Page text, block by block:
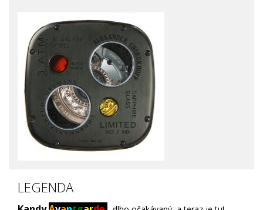
LEGENDA